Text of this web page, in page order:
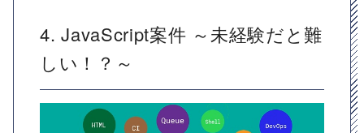
4. JavaScript案件 ～未経験だと難
しい！？～